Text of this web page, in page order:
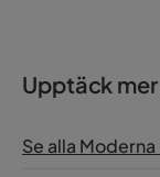
Upptäck
Se alla